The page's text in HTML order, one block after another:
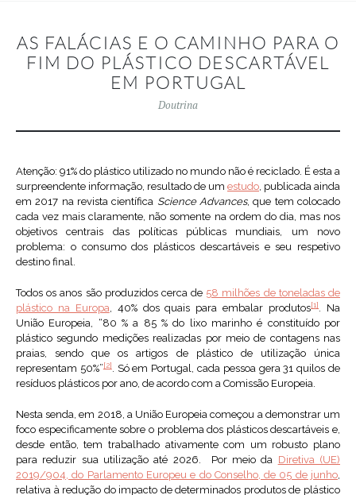
AS FALÁCIAS E O CAMINHO PARA O
FIM DO PLÁSTICO DESCARTÁVEL
EM PORTUGAL
Doutrina
Atenção: 91% do plástico utilizado no mundo não é reciclado. É esta a
surpreendente informação, resultado de um estudo, publicada ainda
em 2017 na revista científica Science Advances, que tem colocado
cada vez mais claramente, não somente na ordem do dia, mas nos
objetivos centrais das políticas públicas mundiais, um novo
problema: o consumo dos plásticos descartáveis e seu respetivo
destino final.
Todos os anos são produzidos cerca de 58 milhões de toneladas de
plástico na Europa, 40% dos quais para embalar produtos[1]. Na
União Europeia, “80 % a 85 % do lixo marinho é constituído por
plástico segundo medições realizadas por meio de contagens nas
praias, sendo que os artigos de plástico de utilização única
representam 50%”[2]. Só em Portugal, cada pessoa gera 31 quilos de
resíduos plásticos por ano, de acordo com a Comissão Europeia.
Nesta senda, em 2018, a União Europeia começou a demonstrar um
foco especificamente sobre o problema dos plásticos descartáveis e,
desde então, tem trabalhado ativamente com um robusto plano
para reduzir sua utilização até 2026. Por meio da Diretiva (UE)
2019/904, do Parlamento Europeu e do Conselho, de 05 de junho,
relativa à redução do impacto de determinados produtos de plástico